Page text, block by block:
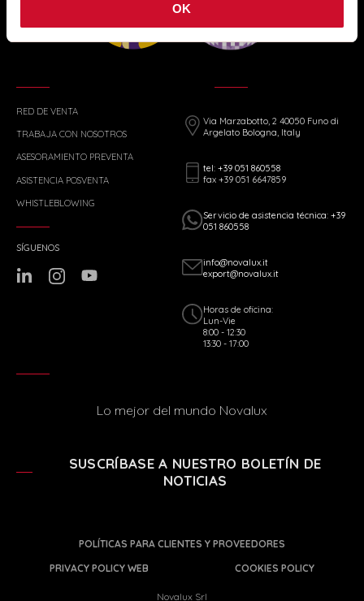
OK
RED DE VENTA
TRABAJA CON NOSOTROS
ASESORAMIENTO PREVENTA
ASISTENCIA POSVENTA
WHISTLEBLOWING
Via Marzabotto, 2 40050 Funo di
Argelato Bologna, Italy
tel: +39 051 860558
fax +39 051 6647859
Servicio de asistencia técnica: +39
051 860558
info@novalux.it
export@novalux.it
Horas de oficina:
Lun-Vie
8:00 - 12:30
13:30 - 17:00
SÍGUENOS
Lo mejor del mundo Novalux
SUSCRÍBASE A NUESTRO BOLETÍN DE
NOTICIAS
POLÍTICAS PARA CLIENTES Y PROVEEDORES
PRIVACY POLICY WEB
COOKIES POLICY
Novalux Srl